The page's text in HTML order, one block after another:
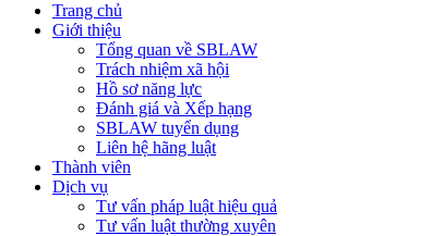
Trang chủ
Giới thiệu
Tổng quan về SBLAW
Trách nhiệm xã hội
Hồ sơ năng lực
Đánh giá và Xếp hạng
SBLAW tuyển dụng
Liên hệ hãng luật
Thành viên
Dịch vụ
Tư vấn pháp luật hiệu quả
Tư vấn luật thường xuyên